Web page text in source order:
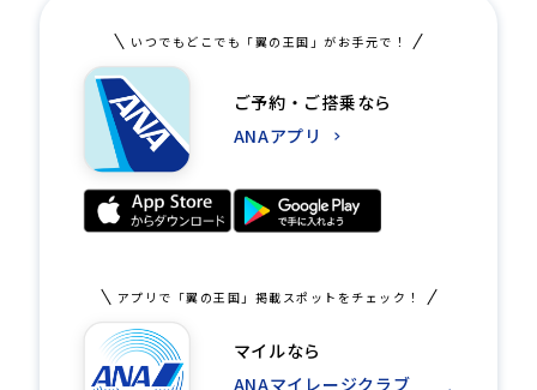
いつでもどこでも「翼の王国」がお手元で！
ご予約・ご搭乗なら
ANAアプリ
アプリで「翼の王国」掲載スポットをチェック！
マイルなら
ANAマイレージクラブ